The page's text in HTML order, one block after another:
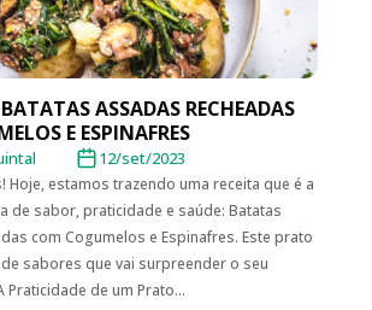
ASSADAS RECHEADAS
E ESPINAFRES
12/set/2023
Hoje, estamos trazendo uma receita que é a
de sabor, praticidade e saúde: Batatas
com Cogumelos e Espinafres. Este prato
sabores que vai surpreender o seu
Praticidade de um Prato...